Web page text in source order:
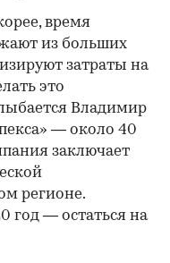
время
из больших
затраты на
это
Владимир
— около 40
заключает
регионе.
год — остаться на